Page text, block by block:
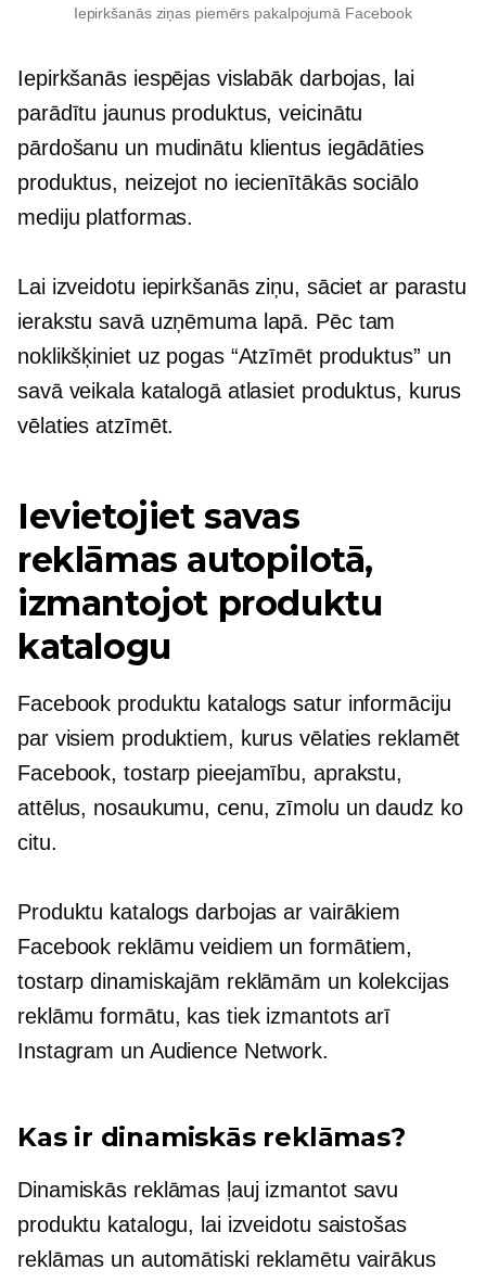
Iepirkšanās ziņas piemērs pakalpojumā Facebook
Iepirkšanās iespējas vislabāk darbojas, lai
parādītu jaunus produktus, veicinātu
pārdošanu un mudinātu klientus iegādāties
produktus, neizejot no iecienītākās sociālo
mediju platformas.
Lai izveidotu iepirkšanās ziņu, sāciet ar parastu
ierakstu savā uzņēmuma lapā. Pēc tam
noklikšķiniet uz pogas “Atzīmēt produktus” un
savā veikala katalogā atlasiet produktus, kurus
vēlaties atzīmēt.
Ievietojiet savas
reklāmas autopilotā,
izmantojot produktu
katalogu
Facebook produktu katalogs satur informāciju
par visiem produktiem, kurus vēlaties reklamēt
Facebook, tostarp pieejamību, aprakstu,
attēlus, nosaukumu, cenu, zīmolu un daudz ko
citu.
Produktu katalogs darbojas ar vairākiem
Facebook reklāmu veidiem un formātiem,
tostarp dinamiskajām reklāmām un kolekcijas
reklāmu formātu, kas tiek izmantots arī
Instagram un Audience Network.
Kas ir dinamiskās reklāmas?
Dinamiskās reklāmas ļauj izmantot savu
produktu katalogu, lai izveidotu saistošas ​​
reklāmas un automātiski reklamētu vairākus